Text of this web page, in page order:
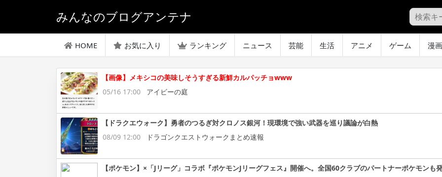
みんなのブログアンテナ
HOME お気に入り ランキング ニュース 芸能 生活 アニメ ゲーム 漫画
【画像】メキシコの美味しそうすぎる新鮮カルパッチョwww
05/16 17:00
アイビーの庭
【ドラクエウォーク】勇者のつるぎ対クロノス銀河！現環境で強い武器を巡り議論が白熱
08/09 12:00
ドラゴンクエストウォークまとめ速報
【ポケモン】×「Jリーグ」コラボ『ポケモンJリーグフェス』開催へ。全国60クラブのパートナーポケモンも